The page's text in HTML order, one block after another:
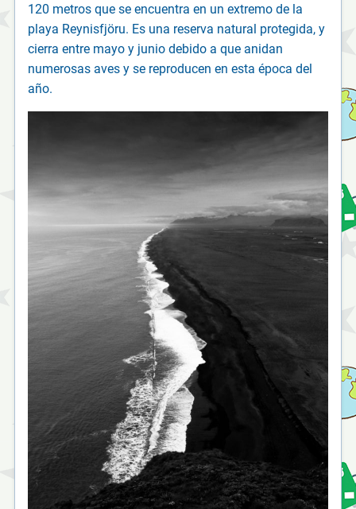
120 metros que se encuentra en un extremo de la
playa Reynisfjöru. Es una reserva natural protegida, y
cierra entre mayo y junio debido a que anidan
numerosas aves y se reproducen en esta época del
año.